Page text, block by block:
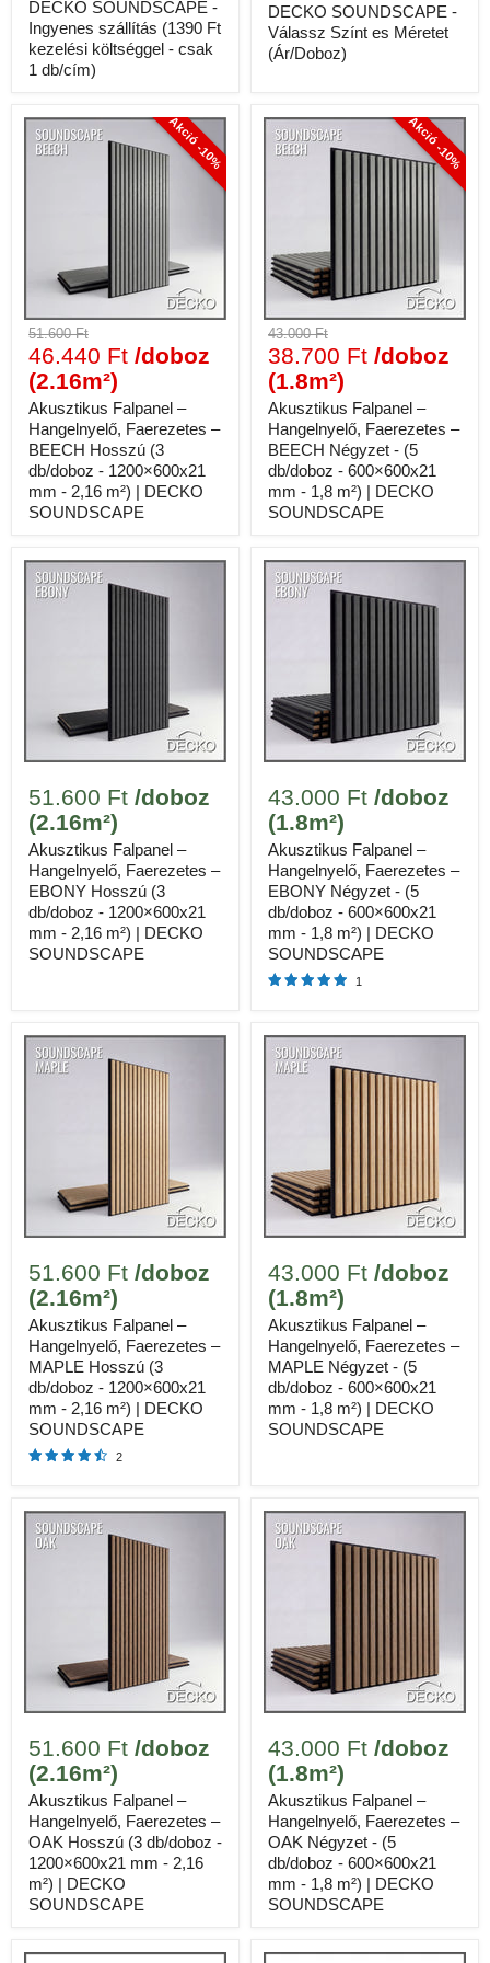
MODERNO LEGNO
GRIGIO
BRUNO
Méretek 1220 × 183 × 5 mm, 10 lap/doboz
Tömeg / doboz 17 kg
Doboz szükséges (20 m²) 9
✓100% vízálló, vízzáró illesztések
✓5 mm vastag, meglévő padlóra fektethető
✓Beépített akusztikus alátét
✓Könnyű vágás, kattintós telepítés
233.775 Ft
Anyag Kő-műanyag kompozit
Ár / doboz
Tömeg / doboz 12.5 kg
Doboz szükséges (20 m²) 13
✓
100% vízálló, vízzáró illesztések
✓Könnyű vágás, kattintós telepítés
296.335 Ft
CHIARA
Méretek 1220 × 228 × 7,5 mm, 6 lap/doboz
Anyag Kő-műanyag kompozit
Lefedettség / doboz 1.67 m²
Ár / doboz 29.890 Ft
Tömeg / doboz
DECKO SOUNDSCAPE -
Ingyenes szállítás (1390 Ft
kezelési költséggel - csak
1 db/cím)
DECKO SOUNDSCAPE -
Válassz Színt es Méretet
(Ár/Doboz)
Akció -10%
51.600 Ft
46.440 Ft /doboz
(2.16m²)
Akusztikus Falpanel –
Hangelnyelő, Faerezetes –
BEECH Hosszú (3
db/doboz - 1200×600x21
mm - 2,16 m²) | DECKO
SOUNDSCAPE
Akció -10%
43.000 Ft
38.700 Ft /doboz
(1.8m²)
Akusztikus Falpanel –
Hangelnyelő, Faerezetes –
BEECH Négyzet - (5
db/doboz - 600×600x21
mm - 1,8 m²) | DECKO
SOUNDSCAPE
51.600 Ft /doboz
(2.16m²)
Akusztikus Falpanel –
Hangelnyelő, Faerezetes –
EBONY Hosszú (3
db/doboz - 1200×600x21
mm - 2,16 m²) | DECKO
SOUNDSCAPE
43.000 Ft /doboz
(1.8m²)
Akusztikus Falpanel –
Hangelnyelő, Faerezetes –
EBONY Négyzet - (5
db/doboz - 600×600x21
mm - 1,8 m²) | DECKO
SOUNDSCAPE
1
51.600 Ft /doboz
(2.16m²)
Akusztikus Falpanel –
Hangelnyelő, Faerezetes –
MAPLE Hosszú (3
db/doboz - 1200×600x21
mm - 2,16 m²) | DECKO
SOUNDSCAPE
2
43.000 Ft /doboz
(1.8m²)
Akusztikus Falpanel –
Hangelnyelő, Faerezetes –
MAPLE Négyzet - (5
db/doboz - 600×600x21
mm - 1,8 m²) | DECKO
SOUNDSCAPE
51.600 Ft /doboz
(2.16m²)
Akusztikus Falpanel –
Hangelnyelő, Faerezetes –
OAK Hosszú (3 db/doboz -
1200×600x21 mm - 2,16
m²) | DECKO
SOUNDSCAPE
43.000 Ft /doboz
(1.8m²)
Akusztikus Falpanel –
Hangelnyelő, Faerezetes –
OAK Négyzet - (5
db/doboz - 600×600x21
mm - 1,8 m²) | DECKO
SOUNDSCAPE